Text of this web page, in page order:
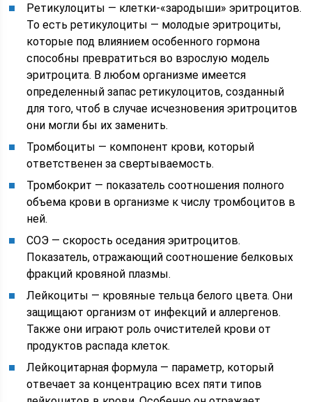
Ретикулоциты — клетки-«зародыши» эритроцитов.
То есть ретикулоциты — молодые эритроциты,
которые под влиянием особенного гормона
способны превратиться во взрослую модель
эритроцита. В любом организме имеется
определенный запас ретикулоцитов, созданный
для того, чтоб в случае исчезновения эритроцитов
они могли бы их заменить.
Тромбоциты — компонент крови, который
ответственен за свертываемость.
Тромбокрит — показатель соотношения полного
объема крови в организме к числу тромбоцитов в
ней.
СОЭ — скорость оседания эритроцитов.
Показатель, отражающий соотношение белковых
фракций кровяной плазмы.
Лейкоциты — кровяные тельца белого цвета. Они
защищают организм от инфекций и аллергенов.
Также они играют роль очистителей крови от
продуктов распада клеток.
Лейкоцитарная формула — параметр, который
отвечает за концентрацию всех пяти типов